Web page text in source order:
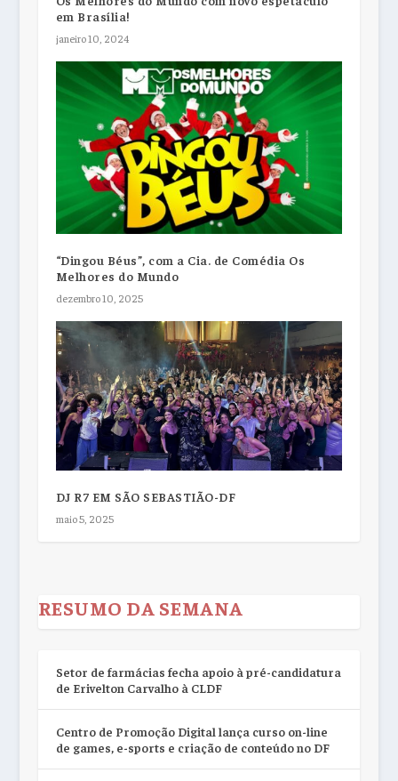
em Brasília!
janeiro 10, 2024
“Dingou Béus”, com a Cia. de Comédia Os
Melhores do Mundo
dezembro 10, 2025
DJ R7 EM SÃO SEBASTIÃO-DF
maio 5, 2025
RESUMO DA SEMANA
Setor de farmácias fecha apoio à pré-candidatura
de Erivelton Carvalho à CLDF
Centro de Promoção Digital lança curso on-line
de games, e-sports e criação de conteúdo no DF